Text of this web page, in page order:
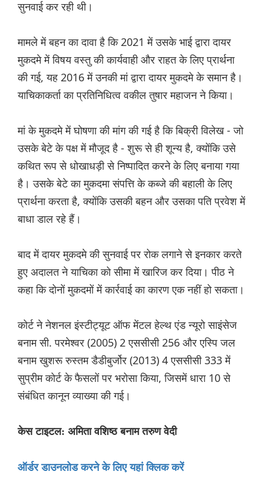
सुनवाई कर रही थी।
मामले में बहन का दावा है कि 2021 में उसके भाई द्वारा दायर
मुकदमे में विषय वस्तु की कार्यवाही और राहत के लिए प्रार्थना
की गई, यह 2016 में उनकी मां द्वारा दायर मुकदमे के समान है।
याचिकाकर्ता का प्रतिनिधित्व वकील तुषार महाजन ने किया।
मां के मुकदमे में घोषणा की मांग की गई है कि बिक्री विलेख - जो
उसके बेटे के पक्ष में मौजूद है - शुरू से ही शून्य है, क्योंकि उसे
कथित रूप से धोखाधड़ी से निष्पादित करने के लिए बनाया गया
है। उसके बेटे का मुकदमा संपत्ति के कब्जे की बहाली के लिए
प्रार्थना करता है, क्योंकि उसकी बहन और उसका पति प्रवेश में
बाधा डाल रहे हैं।
बाद में दायर मुकदमे की सुनवाई पर रोक लगाने से इनकार करते
हुए अदालत ने याचिका को सीमा में खारिज कर दिया। पीठ ने
कहा कि दोनों मुकदमों में कार्रवाई का कारण एक नहीं हो सकता।
कोर्ट ने नेशनल इंस्टीट्यूट ऑफ मेंटल हेल्थ एंड न्यूरो साइंसेज
बनाम सी. परमेश्वर (2005) 2 एससीसी 256 और एस्पि जल
बनाम खुशरू रुस्तम डैडीबुर्जोर (2013) 4 एससीसी 333 में
सुप्रीम कोर्ट के फैसलों पर भरोसा किया, जिसमें धारा 10 से
संबंधित कानून व्याख्या की गई।
केस टाइटल: अमिता वशिष्ठ बनाम तरुण वेदी
ऑर्डर डाउनलोड करने के लिए यहां क्लिक करें